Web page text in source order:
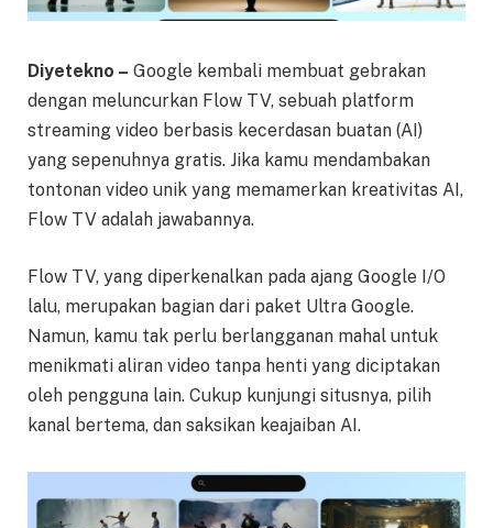
Diyetekno – Google kembali membuat gebrakan
dengan meluncurkan Flow TV, sebuah platform
streaming video berbasis kecerdasan buatan (AI)
yang sepenuhnya gratis. Jika kamu mendambakan
tontonan video unik yang memamerkan kreativitas AI,
Flow TV adalah jawabannya.
Flow TV, yang diperkenalkan pada ajang Google I/O
lalu, merupakan bagian dari paket Ultra Google.
Namun, kamu tak perlu berlangganan mahal untuk
menikmati aliran video tanpa henti yang diciptakan
oleh pengguna lain. Cukup kunjungi situsnya, pilih
kanal bertema, dan saksikan keajaiban AI.